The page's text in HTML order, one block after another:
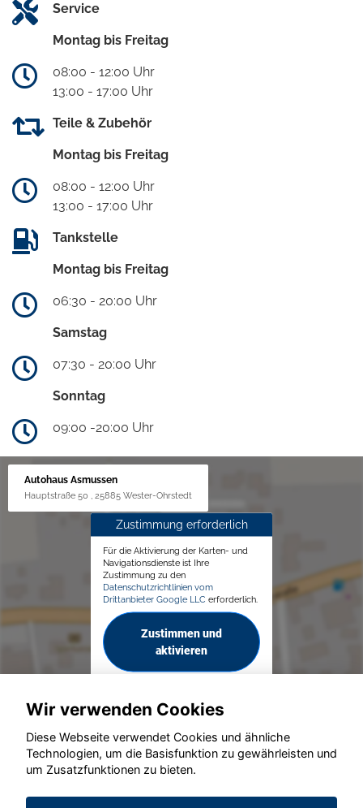
Service
Montag bis Freitag
08:00 - 12:00 Uhr
13:00 - 17:00 Uhr
Teile & Zubehör
Montag bis Freitag
08:00 - 12:00 Uhr
13:00 - 17:00 Uhr
Tankstelle
Montag bis Freitag
06:30 - 20:00 Uhr
Samstag
07:30 - 20:00 Uhr
Sonntag
09:00 -20:00 Uhr
Autohaus Asmussen
Hauptstraße 50 , 25885 Wester-Ohrstedt
Zustimmung erforderlich
Für die Aktivierung der Karten- und
Navigationsdienste ist Ihre
Zustimmung zu den
Datenschutzrichtlinien vom
Drittanbieter Google LLC erforderlich.
Zustimmen und
aktivieren
© konjunkturmotor.de GmbH 2020 - 2026
Wir verwenden Cookies
Diese Webseite verwendet Cookies und ähnliche
Technologien, um die Basisfunktion zu gewährleisten und
um Zusatzfunktionen zu bieten.